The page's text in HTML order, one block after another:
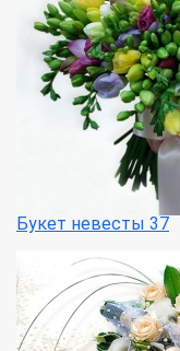
Букет невесты 37